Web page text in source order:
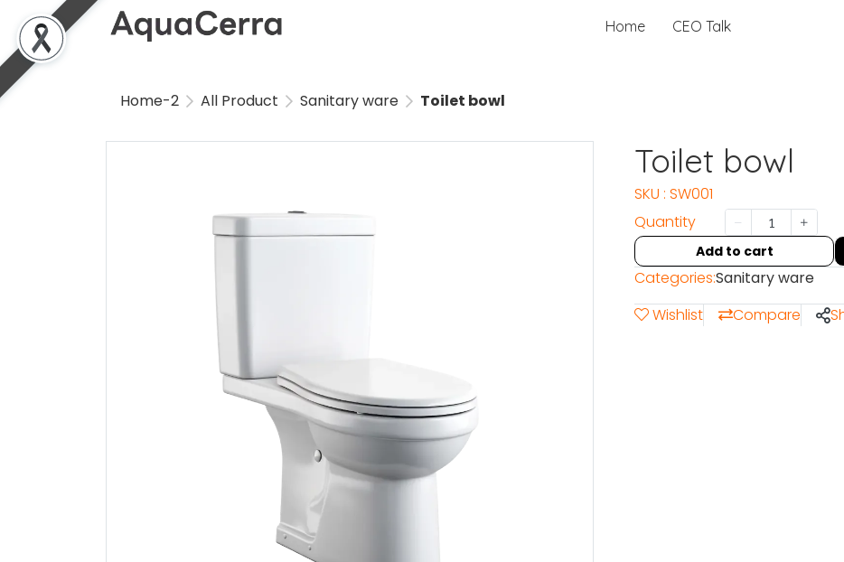
Home CEO Talk
Home-2 All Product Sanitary ware Toilet bowl
Toilet bowl
SKU : SW001
Quantity
Add to cart
Categories:Sanitary ware
Wishlist
Compare